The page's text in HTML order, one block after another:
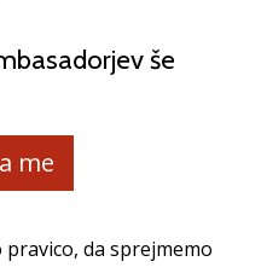
še
me
da sprejmemo